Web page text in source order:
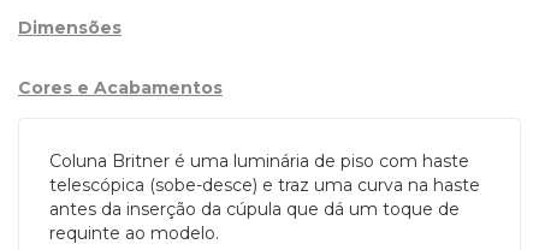
Dimensões
Cores e Acabamentos
Coluna Britner é uma luminária de piso com haste
telescópica (sobe-desce) e traz uma curva na haste
antes da inserção da cúpula que dá um toque de
requinte ao modelo.